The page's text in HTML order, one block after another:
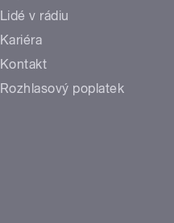
Lidé v rádiu
Kariéra
Kontakt
Rozhlasový poplatek